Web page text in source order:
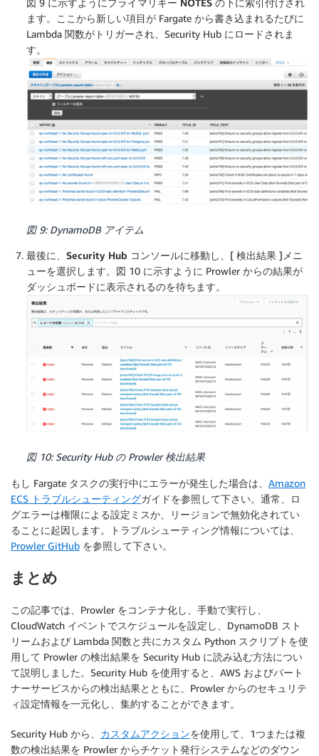
図 9 に示すようにプライマリキー NOTES の下に索引付けされ
ます。ここから新しい項目が Fargate から書き込まれるたびに
Lambda 関数がトリガーされ、Security Hub にロードされま
す。
図 9: DynamoDB アイテム
最後に、 Security Hub コンソールに移動し、[ 検出結果 ]メニ
ューを選択します。図 10 に示すように Prowler からの結果が
ダッシュボードに表示されるのを待ちます。
図 10: Security Hub の Prowler 検出結果
もし Fargate タスクの実行中にエラーが発生した場合は、 Amazon
ECS トラブルシューティングガイドを参照して下さい。通常、ロ
グエラーは権限による設定ミスか、リージョンで無効化されてい
ることに起因します。トラブルシューティング情報については、
Prowler GitHub を参照して下さい。
まとめ
この記事では、Prowler をコンテナ化し、手動で実行し、
CloudWatch イベントでスケジュールを設定し、DynamoDB スト
リームおよび Lambda 関数と共にカスタム Python スクリプトを使
用して Prowler の検出結果を Security Hub に読み込む方法につい
て説明しました。Security Hub を使用すると、AWS およびパート
ナーサービスからの検出結果とともに、Prowler からのセキュリテ
ィ設定情報を一元化し、集約することができます。
Security Hub から、 カスタムアクションを使用して、1つまたは複
数の検出結果を Prowler からチケット発行システムなどのダウン